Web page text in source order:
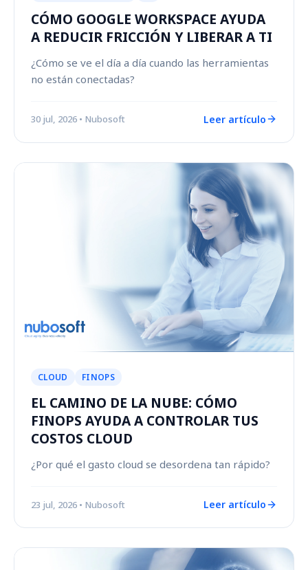
CÓMO GOOGLE WORKSPACE AYUDA
A REDUCIR FRICCIÓN Y LIBERAR A TI
¿Cómo se ve el día a día cuando las herramientas
no están conectadas?
30 jul, 2026 • Nubosoft Leer artículo
CLOUD FINOPS
EL CAMINO DE LA NUBE: CÓMO
FINOPS AYUDA A CONTROLAR TUS
COSTOS CLOUD
¿Por qué el gasto cloud se desordena tan rápido?
23 jul, 2026 • Nubosoft Leer artículo